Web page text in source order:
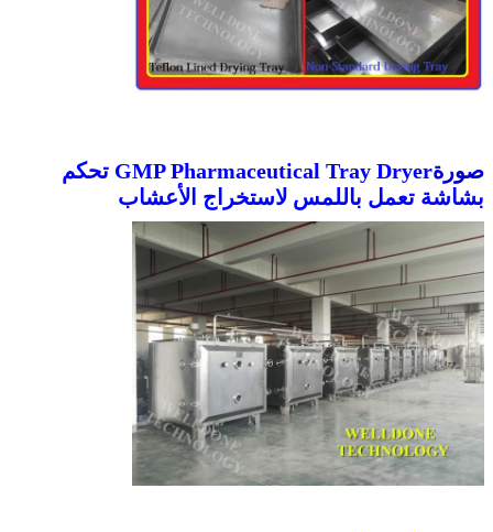
صورة
GMP Pharmaceutical Tray Dryer تحكم
بشاشة تعمل باللمس لاستخراج الأعشاب